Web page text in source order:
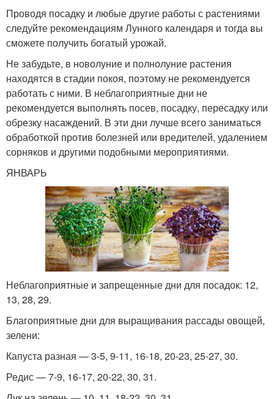
Проводя посадку и любые другие работы с растениями
следуйте рекомендациям Лунного календаря и тогда вы
сможете получить богатый урожай.
Не забудьте, в новолуние и полнолуние растения
находятся в стадии покоя, поэтому не рекомендуется
работать с ними. В неблагоприятные дни не
рекомендуется выполнять посев, посадку, пересадку или
обрезку насаждений. В эти дни лучше всего заниматься
обработкой против болезней или вредителей, удалением
сорняков и другими подобными мероприятиями.
ЯНВАРЬ
Неблагоприятные и запрещенные дни для посадок: 12,
13, 28, 29.
Благоприятные дни для выращивания рассады овощей,
зелени:
Капуста разная — 3-5, 9-11, 16-18, 20-23, 25-27, 30.
Редис — 7-9, 16-17, 20-22, 30, 31.